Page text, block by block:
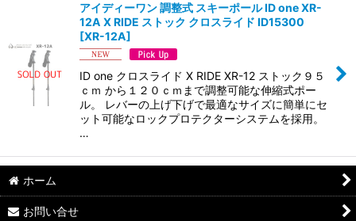
アイディーワン 調整式 スキーポール ID one XR-
12A X RIDE ストック クロスライド ID15300
[XR-12A]
ID one クロスライド X RIDE XR-12 ストック９５
ｃｍ から１２０ｃｍまで調整可能な伸縮式ポー
ル。 レバーの上げ下げで最適なサイズに簡単にセ
ット可能なロックプロテクターシステムを採用。
…
ホーム
お問い合せ